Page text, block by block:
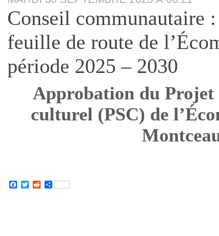
Conseil communautaire
feuille de route de
période 2025 – 2030
Approbation du Projet
culturel (PSC) de
Facebook
TwitterRedditPartager